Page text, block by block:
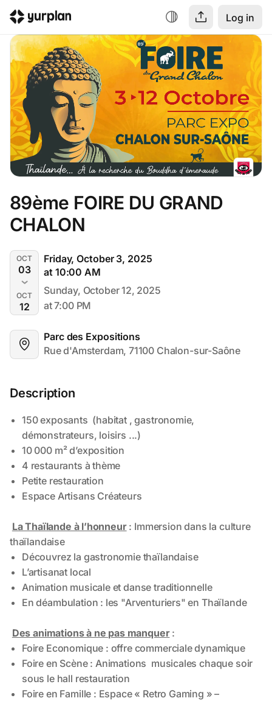
Log in
89ème FOIRE DU GRAND
CHALON
OCT
03
OCT
12
Friday, October 3, 2025
at 10:00 AM
Sunday, October 12, 2025
at 7:00 PM
Parc des Expositions
Rue d'Amsterdam, 71100 Chalon-sur-Saône
Description